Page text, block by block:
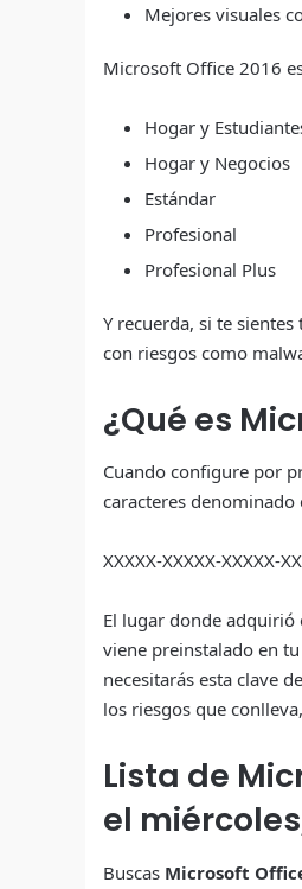
Mejores visuales
Microsoft Office 2016
Hogar y
Hogar y Negocios
Estándar
Profesional
Profesional Plus
Y recuerda, si te
con riesgos como
¿Qué es
Cuando configure por
caracteres
XXXXX-XXXXX-XXXXX-
El lugar donde adquirió
viene preinstalado en
necesitarás esta clave
los riesgos que
Lista de
el
Buscas Microsoft